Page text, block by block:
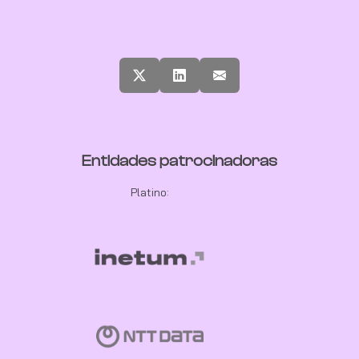
Entidades patrocinadoras
Platino: